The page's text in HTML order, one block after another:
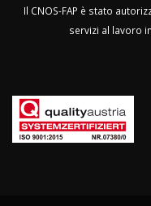
Il CNOS-FAP è stato
servizi al lavoro